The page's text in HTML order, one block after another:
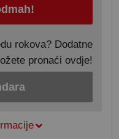
rokova? Dodatne
pronaći ovdje!